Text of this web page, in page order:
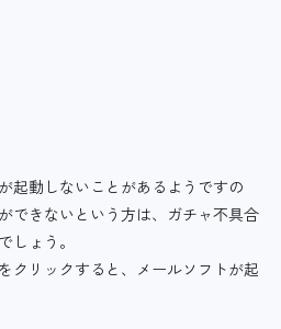
起動しないことがあるようですの
できないという方は、ガチャ不具合
しょう。
クリックすると、メールソフトが起